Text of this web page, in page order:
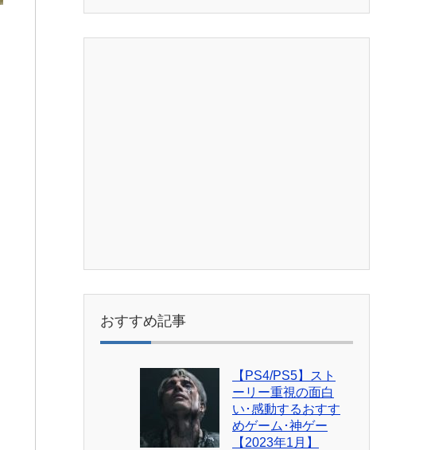
おすすめ記事
【PS4/PS5】スト
ーリー重視の面白
い･感動するおすす
めゲーム･神ゲー
【2023年1月】